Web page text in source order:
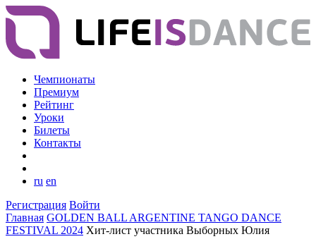
Чемпионаты
Премиум
Рейтинг
Уроки
Билеты
Контакты
ru en
Регистрация Войти
Главная GOLDEN BALL ARGENTINE TANGO DANCE
FESTIVAL 2024 Хит-лист участника Выборных Юлия